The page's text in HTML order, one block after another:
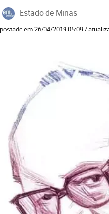
Estado de Minas
postado em 26/04/2019 05:09 /